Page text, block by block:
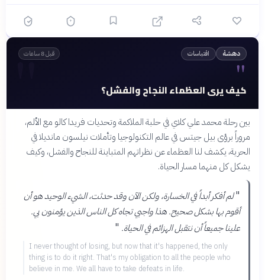
" دهشة اقتباسات قبل 8 ساعات
"
كيف يرى العظماء النجاح والفشل؟
بين رحلة محمد علي كلاي في حلبة الملاكمة وتحديات فريدا كالو مع الألم،
مروراً برؤى بيل جيتس في عالم التكنولوجيا وتأملات نيلسون مانديلا في
الحرية، يكشف لنا العظماء عن نظراتهم المتباينة للنجاح والفشل، وكيف
يشكل كل منهما مسار الحياة.
"لم أفكر أبداً في الخسارة، ولكن الآن وقد حدثت، الشيء الوحيد هو أن
أقوم بها بشكل صحيح. هذا واجبي تجاه كل الناس الذين يؤمنون بي.
علينا جميعاً أن نتقبل الهزائم في الحياة. "
I never thought of losing, but now that it's happened, the only
thing is to do it right. That's my obligation to all the people who
believe in me. We all have to take defeats in life.